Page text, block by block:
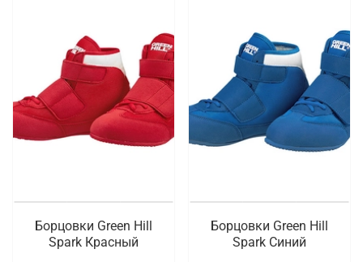
Борцовки Green Hill
Spark Красный
Борцовки Green Hill
Spark Синий